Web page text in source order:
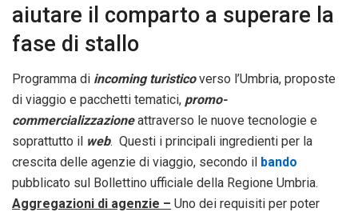
aiutare il comparto a superare la
fase di stallo
Programma di incoming turisticoverso l’Umbria, proposte
di viaggio e pacchetti tematici, promo-
commercializzazione attraverso le nuove tecnologie e
soprattutto il web. Questi i principali ingredienti per la
crescita delle agenzie di viaggio, secondo il bando
pubblicato sul Bollettino ufficiale della Regione Umbria.
Aggregazioni di agenzie – Uno dei requisiti per poter